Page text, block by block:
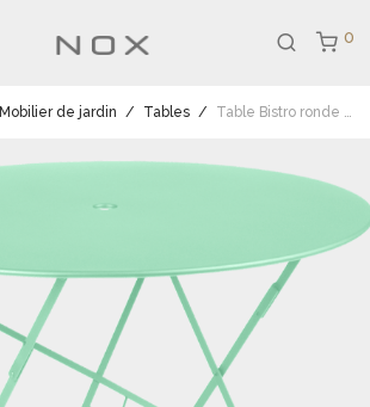
0
Mobilier de jardin / Tables / Table Bistro ronde 96 cm